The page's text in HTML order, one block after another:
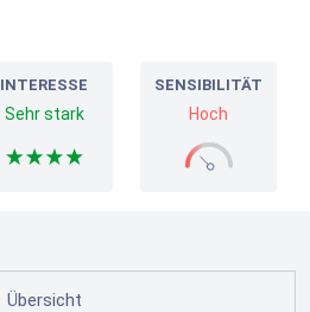
INTERESSE
Sehr stark
SENSIBILITÄT
Hoch
Übersicht